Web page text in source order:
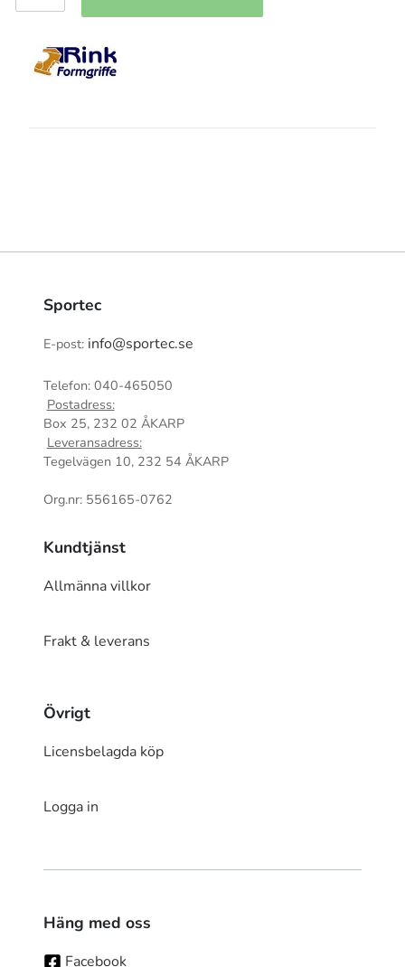
Sportec
E-post: info@sportec.se
Telefon: 040-465050
Postadress:
Box 25, 232 02 ÅKARP
Leveransadress:
Tegelvägen 10, 232 54 ÅKARP
Org.nr: 556165-0762
Kundtjänst
Allmänna villkor
Frakt & leverans
Övrigt
Licensbelagda köp
Logga in
Häng med oss
Facebook